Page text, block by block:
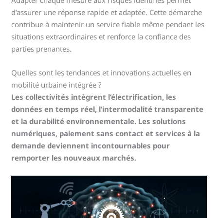
d’assurer une réponse rapide et adaptée. Cette démarche
contribue à maintenir un service fiable même pendant les
situations extraordinaires et renforce la confiance des
parties prenantes.
Quelles sont les tendances et innovations actuelles en
mobilité urbaine intégrée ?
Les collectivités intègrent l’électrification, les
données en temps réel, l’intermodalité transparente
et la durabilité environnementale. Les solutions
numériques, paiement sans contact et services à la
demande deviennent incontournables pour
remporter les nouveaux marchés.